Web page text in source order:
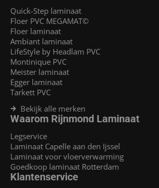
Quick-Step laminaat
Floer PVC MEGAMAT©
Floer laminaat
Ambiant laminaat
LifeStyle by Headlam PVC
Montinique PVC
Meister laminaat
Egger laminaat
Tarkett PVC
Bekijk alle merken
Waarom Rijnmond Laminaat
Legservice
Laminaat Capelle aan den Ijssel
Laminaat voor vloerverwarming
Goedkoop laminaat Rotterdam
Klantenservice